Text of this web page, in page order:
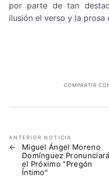
por parte de tan
ilusión el verso y la prosa
COMPARTIR
ANTERIOR NOTICIA
Miguel Ángel Moreno
Domínguez Pronunciará
el Próximo "Pregón
Íntimo"